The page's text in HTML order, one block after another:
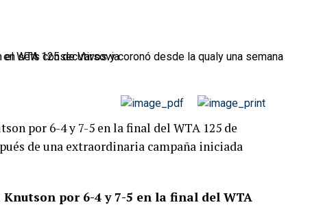
por 6-4 y 7-5 en la final del WTA 125 de
de una extraordinaria campaña iniciada
Knutson por 6-4 y 7-5 en la final del WTA